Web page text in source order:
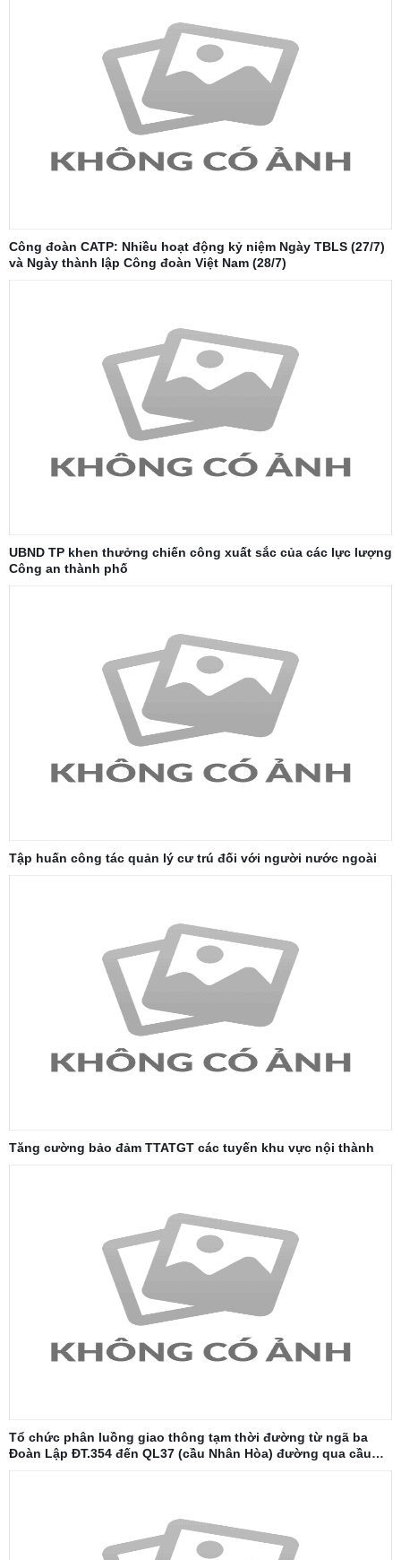
Công đoàn CATP: Nhiều hoạt động kỷ niệm Ngày TBLS (27/7)
và Ngày thành lập Công đoàn Việt Nam (28/7)
UBND TP khen thưởng chiến công xuất sắc của các lực lượng
Công an thành phố
Tập huấn công tác quản lý cư trú đối với người nước ngoài
Tăng cường bảo đảm TTATGT các tuyến khu vực nội thành
Tổ chức phân luồng giao thông tạm thời đường từ ngã ba
Đoàn Lập ĐT.354 đến QL37 (cầu Nhân Hòa) đường qua cầu
Đăng